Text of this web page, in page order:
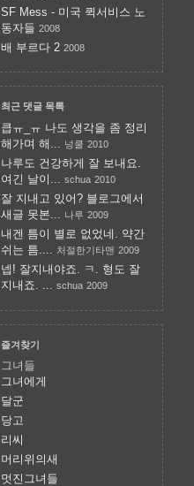
SF Mess - 미국 퀵서비스 노
동자들 2008
배 부르다 2 2008
최근 댓글 목록
큽ㅠ_ㅠ 나도 생각을 좀 정리
해가며 해... 넝쿨 2010
나루도 건강하게 잘 보내요.
여긴 날이...
schua 2010
잘 지내고 있어? 블로그에서
새글 못본...
나루 2009
내겐 틈이 별로 없었네. 약간
쉬는 틈....
처절한기타맨 2009
넵! 잘지내야죠. ㅋ. 형도 잘
지내죠. ...
schua 2009
즐겨찾기
그녀들
그녀에게
달군
당고
리씨
머리위의새
멋진그녀들